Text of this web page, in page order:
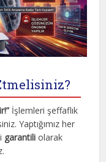
İşlemleri şeffaflık
Yaptığımız her
garantiliolarak